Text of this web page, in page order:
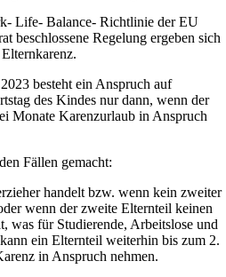
Life- Balance- Richtlinie der EU
beschlossene Regelung ergeben sich
besteht ein Anspruch auf
des Kindes nur dann, wenn der
Monate Karenzurlaub in Anspruch
Fällen gemacht:
handelt bzw. wenn kein zweiter
wenn der zweite Elternteil keinen
was für Studierende, Arbeitslose und
ein Elternteil weiterhin bis zum 2.
in Anspruch nehmen.